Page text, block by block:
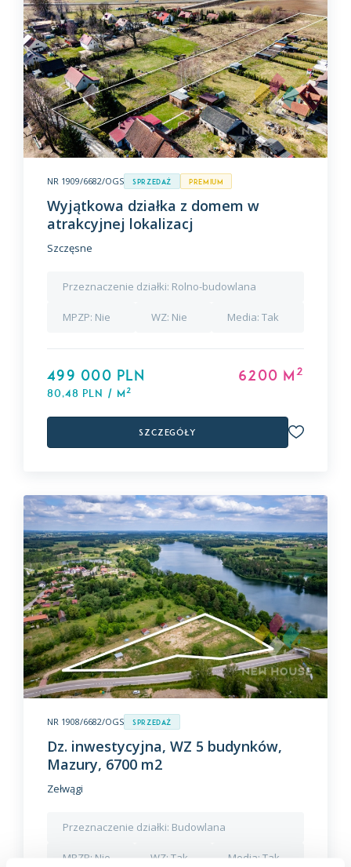
NR 1909/6682/OGS Sprzedaż premium
Wyjątkowa działka z domem w
atrakcyjnej lokalizacj
Szczęsne
Przeznaczenie działki: Rolno-budowlana
MPZP: Nie WZ: Nie Media:Tak
499 000 PLN
80,48 PLN / m2
6200 m 2
Szczegóły
NR 1908/6682/OGS Sprzedaż
Dz. inwestycyjna, WZ 5 budynków,
Mazury, 6700 m2
Zełwągi
Przeznaczenie działki: Budowlana
MPZP: Nie WZ:Tak Media:Tak